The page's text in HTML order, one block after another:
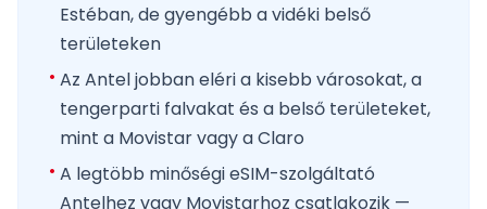
Estéban, de gyengébb a vidéki belső
területeken
Az Antel jobban eléri a kisebb városokat, a
tengerparti falvakat és a belső területeket,
mint a Movistar vagy a Claro
A legtöbb minőségi eSIM-szolgáltató
Antelhez vagy Movistarhoz csatlakozik —